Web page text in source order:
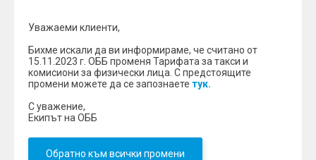
Уважаеми клиенти,
Бихме искали да ви информираме, че считано от
15.11.2023 г. ОББ променя Тарифата за такси и
комисиони за физически лица. С предстоящите
промени можете да се запознаете тук.
С уважение,
Екипът на ОББ
Обратно към всички промени